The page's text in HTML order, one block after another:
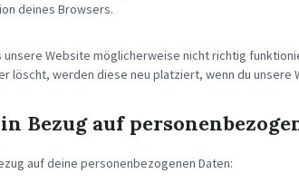
deines Browsers.
unsere Website möglicherweise nicht richtig
löscht, werden diese neu platziert, wenn du unsere
Bezug auf
auf deine personenbezogenen Daten: